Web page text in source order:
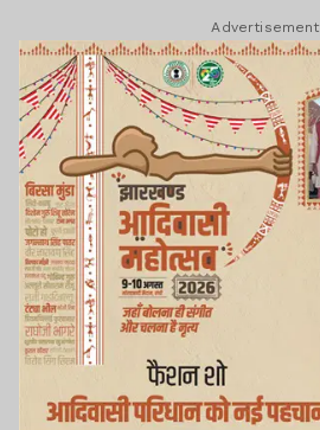
Advertisement